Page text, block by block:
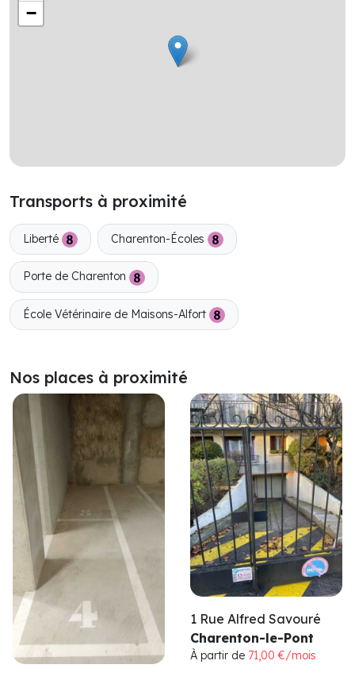
−
Transports à proximité
Liberté Charenton-Écoles
Porte de Charenton
École Vétérinaire de Maisons-Alfort
Nos places à proximité
1 Rue Alfred Savouré
Charenton-le-Pont
À partir de 71,00 €/mois